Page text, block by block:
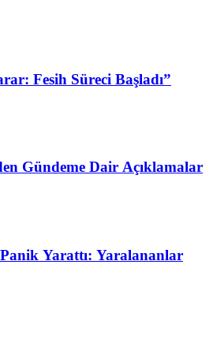
Fesih Süreci Başladı”
Gündeme Dair Açıklamalar
Yarattı: Yaralananlar